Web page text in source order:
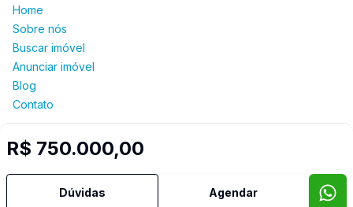
R$ 750.000,00
Dúvidas Agendar
Home
Sobre nós
Buscar imóvel
Anunciar imóvel
Blog
Contato
Selo de Tecnologia Loft